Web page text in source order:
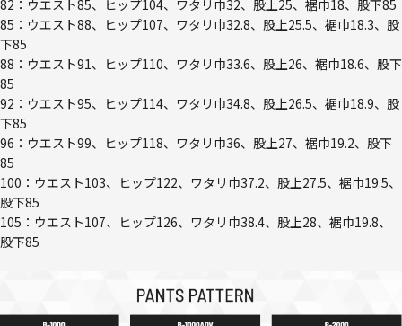
82：ウエスト85、ヒップ104、ワタリ巾32、股上25、裾巾18、股下85
85：ウエスト88、ヒップ107、ワタリ巾32.8、股上25.5、裾巾18.3、股
下85
88：ウエスト91、ヒップ110、ワタリ巾33.6、股上26、裾巾18.6、股下
85
92：ウエスト95、ヒップ114、ワタリ巾34.8、股上26.5、裾巾18.9、股
下85
96：ウエスト99、ヒップ118、ワタリ巾36、股上27、裾巾19.2、股下
85
100：ウエスト103、ヒップ122、ワタリ巾37.2、股上27.5、裾巾19.5、
股下85
105：ウエスト107、ヒップ126、ワタリ巾38.4、股上28、裾巾19.8、
股下85